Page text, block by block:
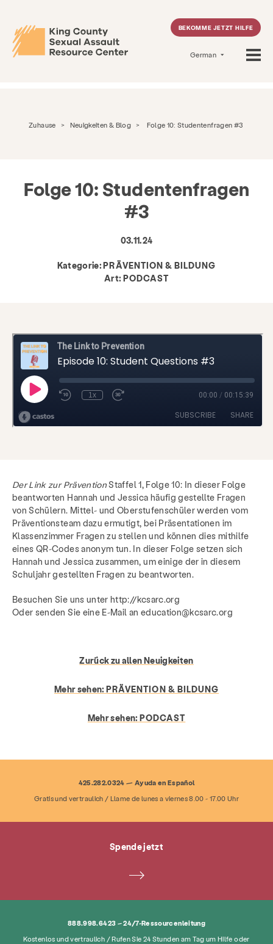
BEKOMME JETZT HILFE
German
Ressourcen Geben Machen Sie mit
Zuhause > Neuigkeiten & Blog > Folge 10: Studentenfragen #3
Folge 10: Studentenfragen
#3
03.11.24
Kategorie:PRÄVENTION & BILDUNG
Art: PODCAST
Der Link zur PräventionStaffel 1, Folge 10: In dieser Folge
beantworten Hannah und Jessica häufig gestellte Fragen
von Schülern. Mittel- und Oberstufenschüler werden vom
Präventionsteam dazu ermutigt, bei Präsentationen im
Klassenzimmer Fragen zu stellen und können dies mithilfe
eines QR-Codes anonym tun. In dieser Folge setzen sich
Hannah und Jessica zusammen, um einige der in diesem
Schuljahr gestellten Fragen zu beantworten.
Besuchen Sie uns unter http://kcsarc.org
Oder senden Sie eine E-Mail an education@kcsarc.org
Zurück zu allen Neuigkeiten
Mehr sehen:PRÄVENTION & BILDUNG
Mehr sehen: PODCAST
425.282.0324 — Ayuda en Español
Gratis und vertraulich / Llame de lunes a viernes 8.00 - 17.00 Uhr
Spende jetzt
888.998.6423 – 24/7-Ressourcenleitung
Kostenlos und vertraulich / Rufen Sie 24 Stunden am Tag um Hilfe oder